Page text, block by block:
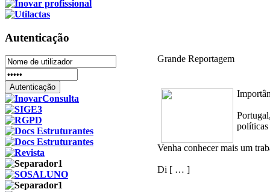
Grande Reportagem
políticas
Venha conhecer mais um
Di [ … ]
Autenticação